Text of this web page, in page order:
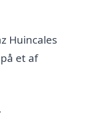
Huincales
et af